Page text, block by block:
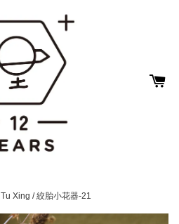
Tu Xing / 絞胎小花器-21